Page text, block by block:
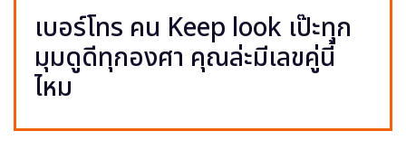
เบอร์โทร คน Keep look เป๊ะทุก
มุมดูดีทุกองศา คุณล่ะมีเลขคู่นี้
ไหม